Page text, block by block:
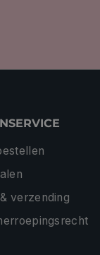
verzending